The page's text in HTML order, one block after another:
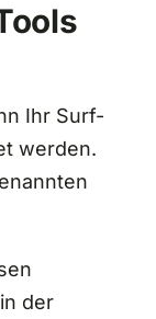
Ihr Surf-
werden.
der